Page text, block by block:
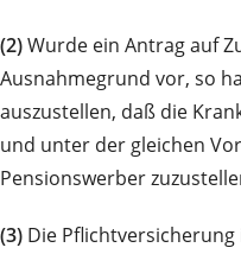
(2)Wurde ein Antrag auf
Ausnahmegrund vor, so
auszustellen, daß die
und unter der gleichen
Pensionswerber
(3) Die